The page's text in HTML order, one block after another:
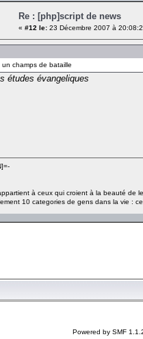
Re : [php]script de news
« #12 le: 23 Décembre 2007 à
un champs de bataille
études évangeliques
à ceux qui croient à la beauté de
10 categories de gens dans la vie :
Powered by SMF